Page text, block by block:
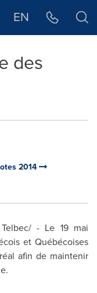
EN
des
2014
- Le 19 mai
et Québécoises
afin de maintenir